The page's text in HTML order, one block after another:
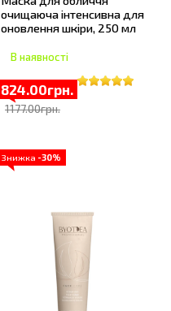
очищаюча інтенсивна для
оновлення шкіри, 250 мл
В наявності
824.00грн.
1177.00грн.
Знижка -30%